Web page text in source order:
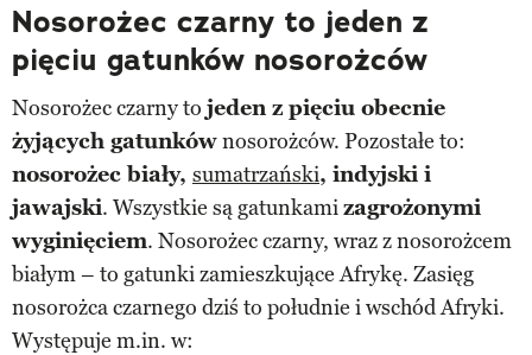
Nosorożec czarny to jeden z
pięciu gatunków nosorożców
Nosorożec czarny to jeden z pięciu obecnie
żyjących gatunkównosorożców. Pozostałe to:
nosorożec biały, sumatrzański, indyjski i
jawajski. Wszystkie są gatunkamizagrożonymi
wyginięciem. Nosorożec czarny, wraz z nosorożcem
białym – to gatunki zamieszkujące Afrykę. Zasięg
nosorożca czarnego dziś to południe i wschód Afryki.
Występuje m.in. w: